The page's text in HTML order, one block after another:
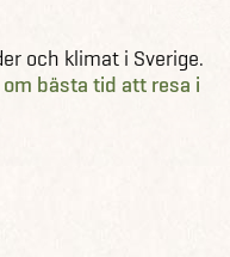
och klimat i Sverige.
bästa tid att resa i